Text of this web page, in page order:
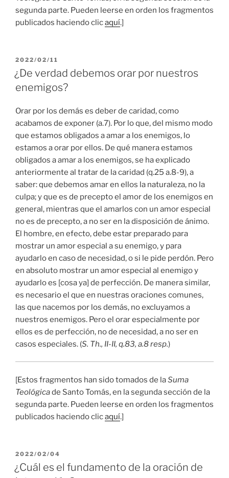
segunda parte. Pueden leerse en orden los fragmentos
publicados haciendo clicaquí.]
PUBLICADO
EL
2022/02/11
¿De verdad debemos orar por nuestros
enemigos?
Orar por los demás es deber de caridad, como
acabamos de exponer (a.7). Por lo que, del mismo modo
que estamos obligados a amar a los enemigos, lo
estamos a orar por ellos. De qué manera estamos
obligados a amar a los enemigos, se ha explicado
anteriormente al tratar de la caridad (q.25 a.8-9), a
saber: que debemos amar en ellos la naturaleza, no la
culpa; y que es de precepto el amor de los enemigos en
general, mientras que el amarlos con un amor especial
no es de precepto, a no ser en la disposición de ánimo.
El hombre, en efecto, debe estar preparado para
mostrar un amor especial a su enemigo, y para
ayudarlo en caso de necesidad, o si le pide perdón. Pero
en absoluto mostrar un amor especial al enemigo y
ayudarlo es [cosa ya] de perfección. De manera similar,
es necesario el que en nuestras oraciones comunes,
las que nacemos por los demás, no excluyamos a
nuestros enemigos. Pero el orar especialmente por
ellos es de perfección, no de necesidad, a no ser en
casos especiales. (S. Th., II-II, q.83, a.8 resp.)
[Estos fragmentos han sido tomados de laSuma
Teológicade Santo Tomás, en la segunda sección de la
segunda parte. Pueden leerse en orden los fragmentos
publicados haciendo clicaquí.]
PUBLICADO
EL
2022/02/04
¿Cuál es el fundamento de la oración de